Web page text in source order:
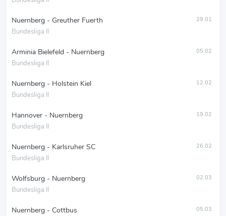
Nuernberg - Greuther Fuerth
Bundesliga II
29.01
Arminia Bielefeld - Nuernberg
Bundesliga II
05.02
Nuernberg - Holstein Kiel
Bundesliga II
12.02
Hannover - Nuernberg
Bundesliga II
19.02
Nuernberg - Karlsruher SC
Bundesliga II
26.02
Wolfsburg - Nuernberg
Bundesliga II
02.03
Nuernberg - Cottbus 05.03